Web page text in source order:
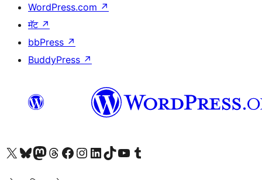
WordPress.com ↗
मॅट ↗
bbPress ↗
BuddyPress ↗
आमच्या X (एक्स) (पूर्वीचे ट्विटर) खात्याला भेट द्या आमच्या ब्लूस्की खात्याला भेट द्या.आमच्या Mastodon खात्याला भेट द्या.आमच्या थ्रेड्स खात्याला भेट द्या. आमच्या फेसबुक पेजला भेट द्या आमच्या इंस्टाग्राम खात्याला भेट द्या आमच्या लिंक्डइन खात्याला भेट द्या आमच्या टिकटॉक अकाउंटला भेट द्या.आमच्या यूट्यूब चॅनेलला भेट द्या आमच्या टंबलर खात्याला भेट द्या.